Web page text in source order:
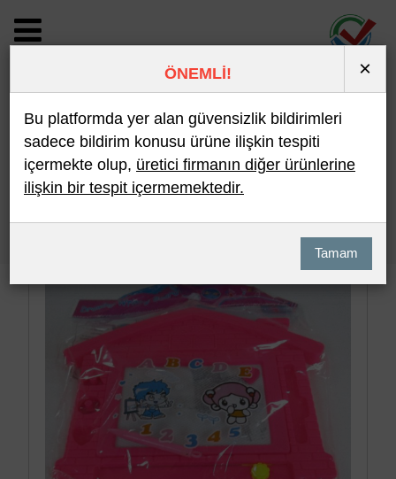
BİLDİRİM DETAYI
Son 10 Bildirim En Çok İncelenen
ÖNEMLİ! ×
Bu platformda yer alan güvensizlik bildirimleri
sadece bildirim konusu ürüne ilişkin tespiti
içermekte olup, üretici firmanın diğer ürünlerine
ilişkin bir tespit içermemektedir.
Tamam